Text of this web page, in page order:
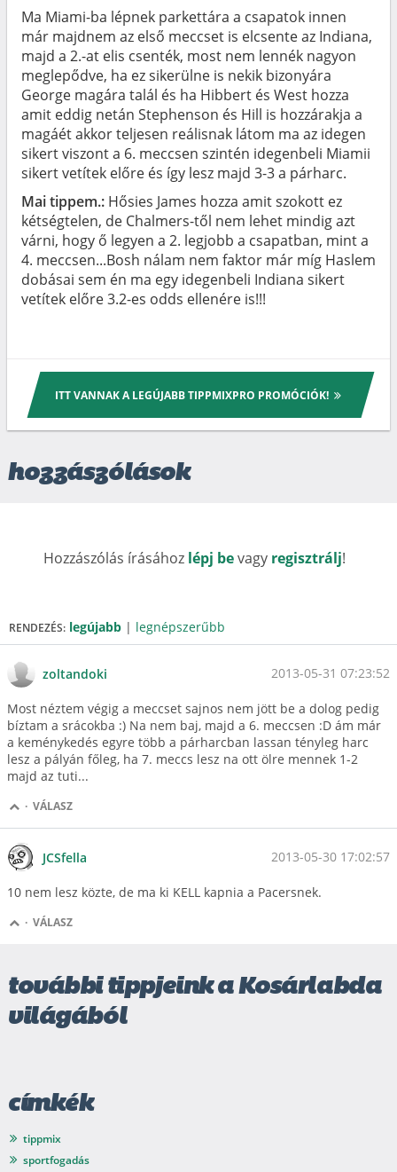
Ma Miami-ba lépnek parkettára a csapatok innen
már majdnem az első meccset is elcsente az Indiana,
majd a 2.-at elis csenték, most nem lennék nagyon
meglepődve, ha ez sikerülne is nekik bizonyára
George magára talál és ha Hibbert és West hozza
amit eddig netán Stephenson és Hill is hozzárakja a
magáét akkor teljesen reálisnak látom ma az idegen
sikert viszont a 6. meccsen szintén idegenbeli Miamii
sikert vetítek előre és így lesz majd 3-3 a párharc.
Mai tippem.: Hősies James hozza amit szokott ez
kétségtelen, de Chalmers-től nem lehet mindig azt
várni, hogy ő legyen a 2. legjobb a csapatban, mint a
4. meccsen...Bosh nálam nem faktor már míg Haslem
dobásai sem én ma egy idegenbeli Indiana sikert
vetítek előre 3.2-es odds ellenére is!!!
ITT VANNAK A LEGÚJABB TIPPMIXPRO PROMÓCIÓK!
hozzászólások
Hozzászólás írásához lépj bevagy regisztrálj!
RENDEZÉS: legújabb | legnépszerűbb
zoltandoki 2013-05-31 07:23:52
Most néztem végig a meccset sajnos nem jött be a dolog pedig
bíztam a srácokba :) Na nem baj, majd a 6. meccsen :D ám már
a keménykedés egyre több a párharcban lassan tényleg harc
lesz a pályán főleg, ha 7. meccs lesz na ott ölre mennek 1-2
majd az tuti...
· VÁLASZ
JCSfella 2013-05-30 17:02:57
10 nem lesz közte, de ma ki KELL kapnia a Pacersnek.
· VÁLASZ
további tippjeink a Kosárlabda
világából
címkék
tippmix
sportfogadás